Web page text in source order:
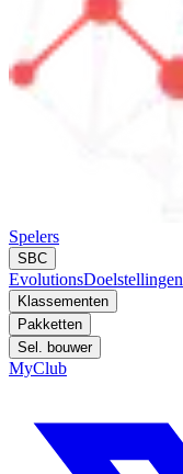
Spelers
SBC
EvolutionsDoelstellingen
Klassementen
Pakketten
Sel. bouwer
MyClub